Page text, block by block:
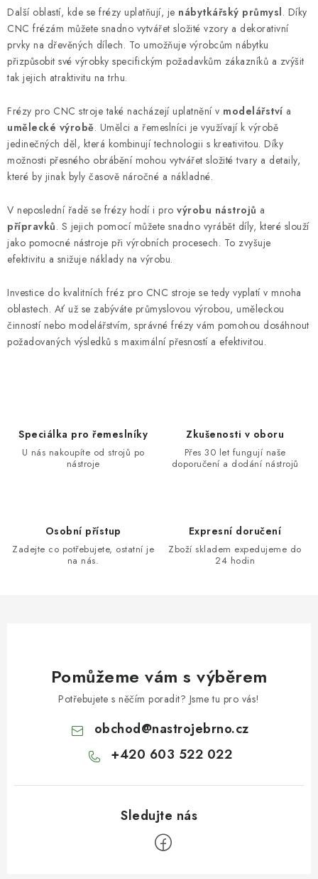
Další oblastí, kde se frézy uplatňují, je nábytkářský průmysl. Díky
CNC frézám můžete snadno vytvářet složité vzory a dekorativní
prvky na dřevěných dílech. To umožňuje výrobcům nábytku
přizpůsobit své výrobky specifickým požadavkům zákazníků a zvýšit
tak jejich atraktivitu na trhu.
Frézy pro CNC stroje také nacházejí uplatnění v modelářství a
umělecké výrobě. Umělci a řemeslníci je využívají k výrobě
jedinečných děl, která kombinují technologii s kreativitou. Díky
možnosti přesného obrábění mohou vytvářet složité tvary a detaily,
které by jinak byly časově náročné a nákladné.
V neposlední řadě se frézy hodí i pro výrobu nástrojů a
přípravků. S jejich pomocí můžete snadno vyrábět díly, které slouží
jako pomocné nástroje při výrobních procesech. To zvyšuje
efektivitu a snižuje náklady na výrobu.
Investice do kvalitních fréz pro CNC stroje se tedy vyplatí v mnoha
oblastech. Ať už se zabýváte průmyslovou výrobou, uměleckou
činností nebo modelářstvím, správné frézy vám pomohou dosáhnout
požadovaných výsledků s maximální přesností a efektivitou.
Speciálka pro řemeslníky
U nás nakoupíte od strojů po
nástroje
Zkušenosti v oboru
Přes 30 let fungují naše
doporučení a dodání nástrojů
Osobní přístup
Zadejte co potřebujete, ostatní je
na nás.
Expresní doručení
Zboží skladem expedujeme do
24 hodin
Pomůžeme vám s výběrem
Potřebujete s něčím poradit? Jsme tu pro vás!
obchod@nastrojebrno.cz
+420 603 522 022